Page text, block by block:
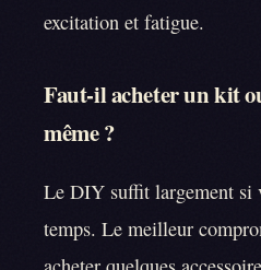
excitation et fatigue.
Faut-il acheter un kit
même ?
Le DIY suffit largement si
temps. Le meilleur